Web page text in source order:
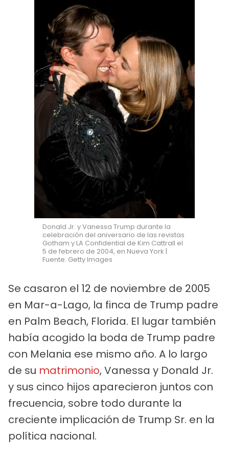
Donald Jr. y Vanessa Trump durante la
celebración del aniversario de las revistas
Gotham y LA Confidential de Kim Cattrall el
5 de febrero de 2004, en Nueva York |
Fuente: Getty Images
Se casaron el 12 de noviembre de 2005
en Mar-a-Lago, la finca de Trump padre
en Palm Beach, Florida. El lugar también
había acogido la boda de Trump padre
con Melania ese mismo año. A lo largo
de su matrimonio, Vanessa y Donald Jr.
y sus cinco hijos aparecieron juntos con
frecuencia, sobre todo durante la
creciente implicación de Trump Sr. en la
política nacional.